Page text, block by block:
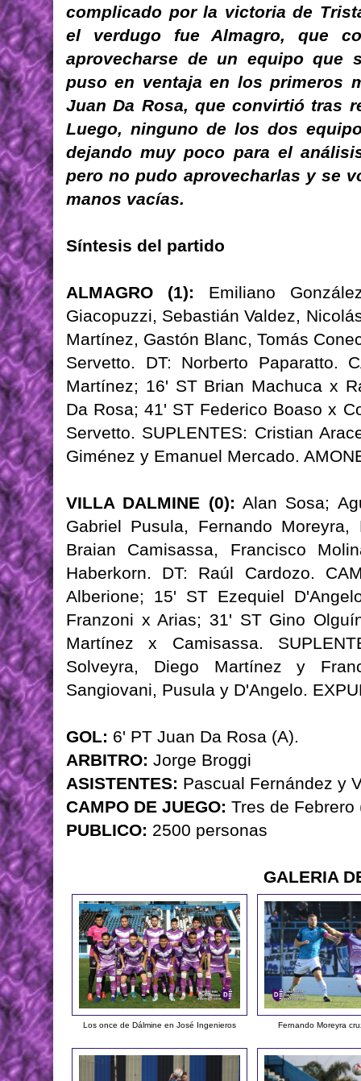
complicado por la victoria de
el verdugo fue Almagro, que
aprovecharse de un equipo que
puso en ventaja en los primeros
Juan Da Rosa, que convirtió tras
Luego, ninguno de los dos
dejando muy poco para el
pero no pudo aprovecharlas y se
manos vacías.
Síntesis del partido
ALMAGRO (1): Emiliano
Giacopuzzi, Sebastián Valdez,
Martínez, Gastón Blanc, Tomás
Servetto. DT: Norberto Paparatto.
Martínez; 16' ST Brian Machuca x
Da Rosa; 41' ST Federico Boaso x
Servetto. SUPLENTES: Cristian
Giménez y Emanuel Mercado.
VILLA DALMINE (0): Alan Sosa;
Gabriel Pusula, Fernando
Braian Camisassa, Francisco
Haberkorn. DT: Raúl Cardozo.
Alberione; 15' ST Ezequiel
Franzoni x Arias; 31' ST Gino
Martínez x Camisassa.
Solveyra, Diego Martínez y
Sangiovani, Pusula y D'Angelo.
GOL: 6' PT Juan Da Rosa (A).
ARBITRO: Jorge Broggi
ASISTENTES: Pascual Fernández y
CAMPO DE JUEGO: Tres de Febrero
PUBLICO: 2500 personas
GALERIA
Los once de Dálmine en José Ingenieros Fernando Moreyra